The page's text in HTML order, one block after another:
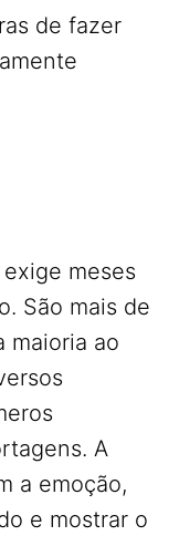
de fazer
meses
São mais de
maioria ao
A
a emoção,
e mostrar o